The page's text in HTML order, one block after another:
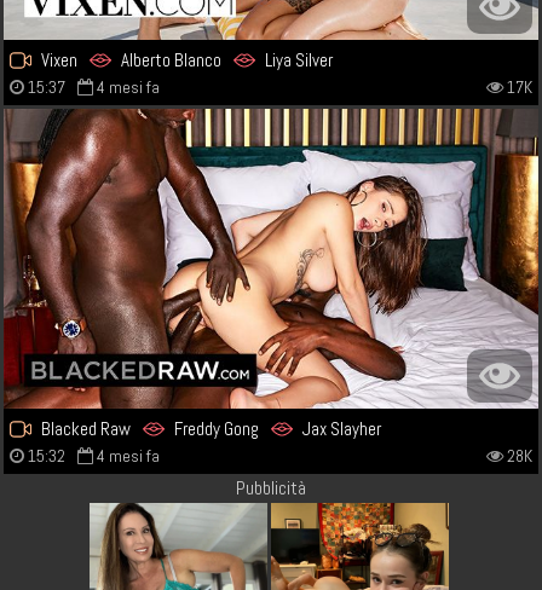
Vixen Alberto Blanco Liya Silver
15:37 4 mesi fa 17K
Blacked Raw Freddy Gong Jax Slayher
15:32 4 mesi fa 28K
Pubblicità